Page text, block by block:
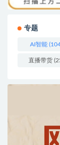
专题
AI智能
直播带货